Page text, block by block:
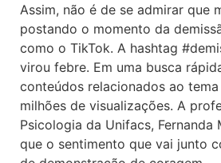
Assim, não é de se admirar que
postando o momento da
como o TikTok. A hashtag
virou febre. Em uma busca
conteúdos relacionados ao
milhões de visualizações. A
Psicologia da Unifacs, Fernanda
que o sentimento que vai junto